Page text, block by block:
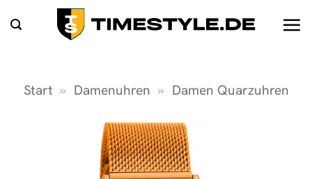
Inhalt
Start » Damenuhren » Damen Quarzuhren